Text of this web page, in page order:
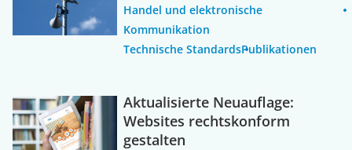
Handel und elektronische
Kommunikation
Technische StandardsPublikationen
Aktualisierte Neuauflage:
Websites rechtskonform
gestalten